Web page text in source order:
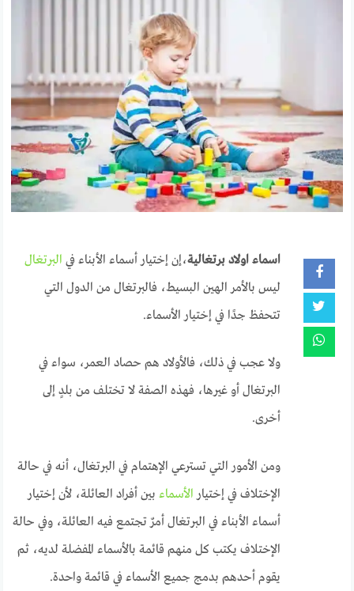
اسماء اولاد برتغالية،إن إختيار أسماء الأبناء في البرتغال
ليس بالأمر الهين البسيط، فالبرتغال من الدول التي
تتحفظ جدًا في إختيار الأسماء.
ولا عجب في ذلك، فالأولاد هم حصاد العمر، سواء في
البرتغال أو غيرها، فهذه الصفة لا تختلف من بلدٍ إلى
أخرى.
ومن الأمور التي تسترعي الإهتمام في البرتغال، أنه في حالة
الإختلاف في إختيار الأسماء بين أفراد العائلة، لأن إختيار
أسماء الأبناء في البرتغال أمرٌ تجتمع فيه العائلة، وفي حالة
الإختلاف يكتب كل منهم قائمة بالأسماء المفضلة لديه، ثم
يقوم أحدهم بدمج جميع الأسماء في قائمة واحدة.